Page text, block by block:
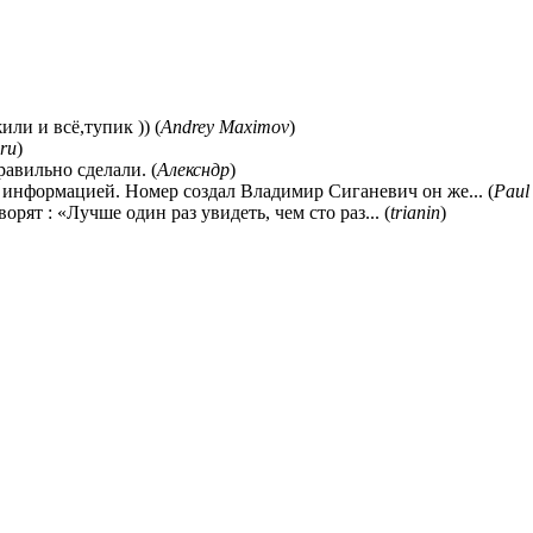
и всё,тупик )) (Andrey Maximov)
)
сделали. (Алексндр)
информацией. Номер создал Владимир Сиганевич он же... (Paul
: «Лучше один раз увидеть, чем сто раз... (trianin)